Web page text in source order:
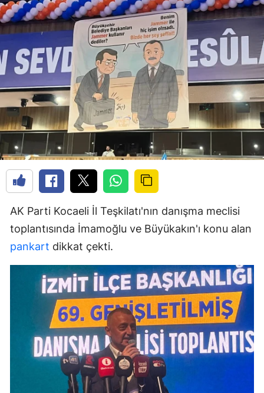
AK Parti Kocaeli İl Teşkilatı'nın danışma meclisi
toplantısında İmamoğlu ve Büyükakın'ı konu alan
pankart dikkat çekti.